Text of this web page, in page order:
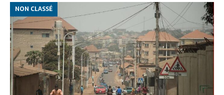
NON CLASSÉ